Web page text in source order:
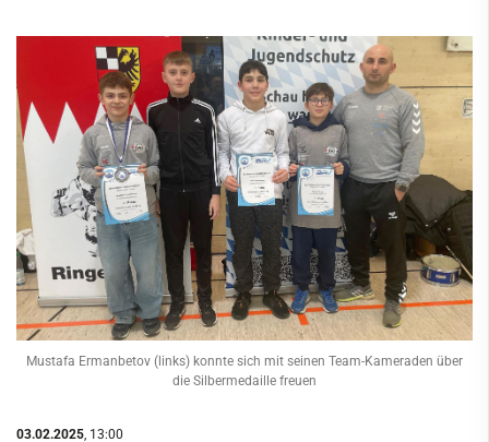
Mustafa Ermanbetov (links) konnte sich mit seinen Team-Kameraden über
die Silbermedaille freuen
03.02.2025 , 13:00